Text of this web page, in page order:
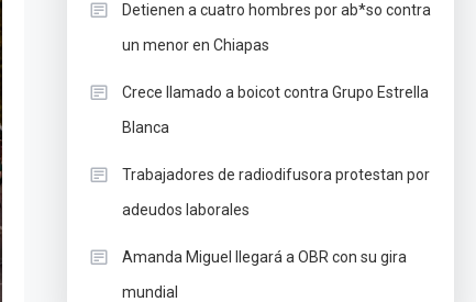
Detienen a cuatro hombres por ab*so contra
un menor en Chiapas
Crece llamado a boicot contra Grupo Estrella
Blanca
Trabajadores de radiodifusora protestan por
adeudos laborales
Amanda Miguel llegará a OBR con su gira
mundial